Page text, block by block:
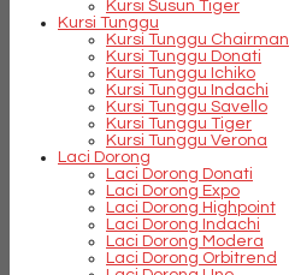
Kursi Susun Tiger
Kursi Tunggu
Kursi Tunggu Chairman
Kursi Tunggu Donati
Kursi Tunggu Ichiko
Kursi Tunggu Indachi
Kursi Tunggu Savello
Kursi Tunggu Tiger
Kursi Tunggu Verona
Laci Dorong
Laci Dorong Donati
Laci Dorong Expo
Laci Dorong Highpoint
Laci Dorong Indachi
Laci Dorong Modera
Laci Dorong Orbitrend